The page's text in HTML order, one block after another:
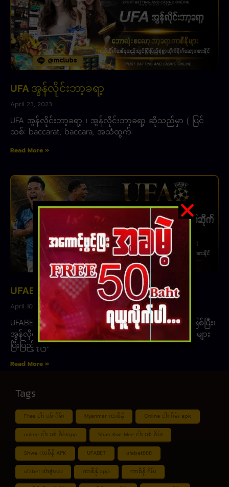
UFA အွန်လိုင်းဘာ့ခရာ့
April 23, 2023
UFA အွန်လိုင်းဘာ့ခရာ့ ၊ အွန်လိုင်းဘာ့ခရာ့ ဆိုသည်မှာ ( ပြင်
သစ်: baccarat, baccara, အသံထွက်:
Read More »
UFABET တိုက်ရိုက်ဝဘ်ဆိုက်
April 10, 2023
UFABET တိုက်ရိုက်ဝဘ်ဆိုက် သည် နံပါတ်တစ် ဝဘ်ဆိုဒ်ဖြစ်ပြီး၊
အွန်လိုင်းကမ္ဘာတွင် ဖျော်ဖြေရေး၊ ပျော်ရွှင်စရာ၊ ကာစီနိုဂိမ်းများ
ပြီးပြည့်စုံပြီး
Read More »
Tags
Free ငါး ပစ် ဂိမ်း Myanmar ကာစီနို Online ငါး ဂိမ်း apk
online ငါး ပစ် ဂိမ်းapp Shan Koe Mee ငါး ပစ် ဂိမ်း
Shwe ကာစီနို APK UFABET ufabet888
ufabet เข้าสู่ระบบ ကာစီနို app ကာစီနို ဂိမ်း